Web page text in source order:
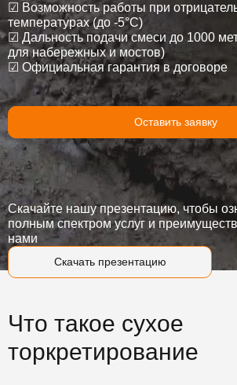
☑ Возможность работы при
температурах (до -5°C)
☑ Дальность подачи смеси до 1000
для набережных и мостов)
☑ Официальная гарантия в договоре
Оставить заявку
Скачать презентацию
Скачайте нашу презентацию, чтобы
полным спектром услуг и
нами
Что такое сухое
торкретирование